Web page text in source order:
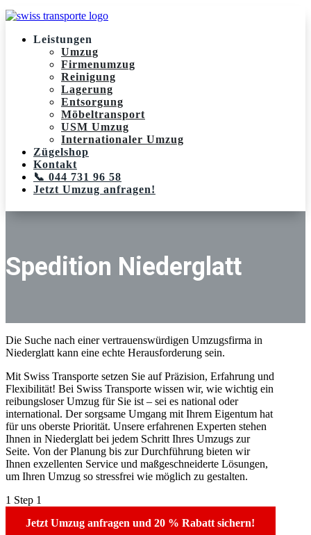
Leistungen
Umzug
Firmenumzug
Reinigung
Lagerung
Entsorgung
Möbeltransport
USM Umzug
Internationaler Umzug
Zügelshop
Kontakt
📞 044 731 96 58
Jetzt Umzug anfragen!
Spedition Niederglatt
Die Suche nach einer vertrauenswürdigen Umzugsfirma in
Niederglatt kann eine echte Herausforderung sein.
Mit Swiss Transporte setzen Sie auf Präzision, Erfahrung und
Flexibilität! Bei Swiss Transporte wissen wir, wie wichtig ein
reibungsloser Umzug für Sie ist – sei es national oder
international. Der sorgsame Umgang mit Ihrem Eigentum hat
für uns oberste Priorität. Unsere erfahrenen Experten stehen
Ihnen in Niederglatt bei jedem Schritt Ihres Umzugs zur
Seite. Von der Planung bis zur Durchführung bieten wir
Ihnen exzellenten Service und maßgeschneiderte Lösungen,
um Ihren Umzug so stressfrei wie möglich zu gestalten.
1 Step 1
Jetzt Umzug anfragen und 20 % Rabatt sichern!